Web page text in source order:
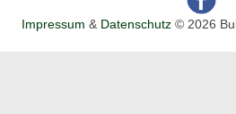
Impressum & Datenschutz © 2026